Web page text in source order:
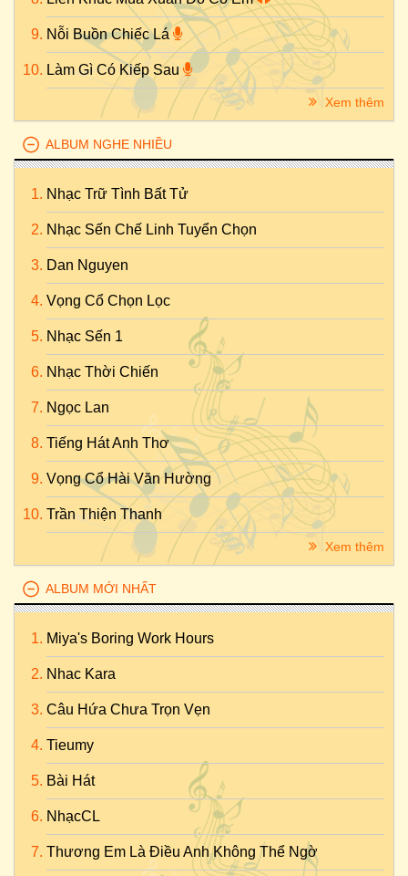
Nỗi Buồn Chiếc Lá
Làm Gì Có Kiếp Sau
Xem thêm
ALBUM NGHE NHIỀU
Nhạc Trữ Tình Bất Tử
Nhạc Sến Chế Linh Tuyển Chọn
Dan Nguyen
Vọng Cổ Chọn Lọc
Nhạc Sến 1
Nhạc Thời Chiến
Ngọc Lan
Tiếng Hát Anh Thơ
Vọng Cổ Hài Văn Hường
Trần Thiện Thanh
Xem thêm
ALBUM MỚI NHẤT
Miya's Boring Work Hours
Nhac Kara
Câu Hứa Chưa Trọn Vẹn
Tieumy
Bài Hát
NhạcCL
Thương Em Là Điều Anh Không Thể Ngờ